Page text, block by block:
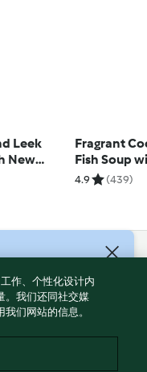
Leek
New
Fragrant
Fish Soup
Potato
4.9 (439)
上海)有限公司 版权所有
作、个性化设计内
。我们还同社交媒
们网站的信息。